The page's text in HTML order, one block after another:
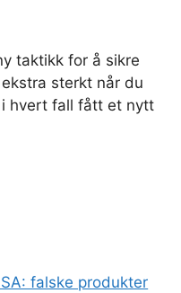
taktikk for å sikre
sterkt når du
hvert fall fått et nytt
falske produkter